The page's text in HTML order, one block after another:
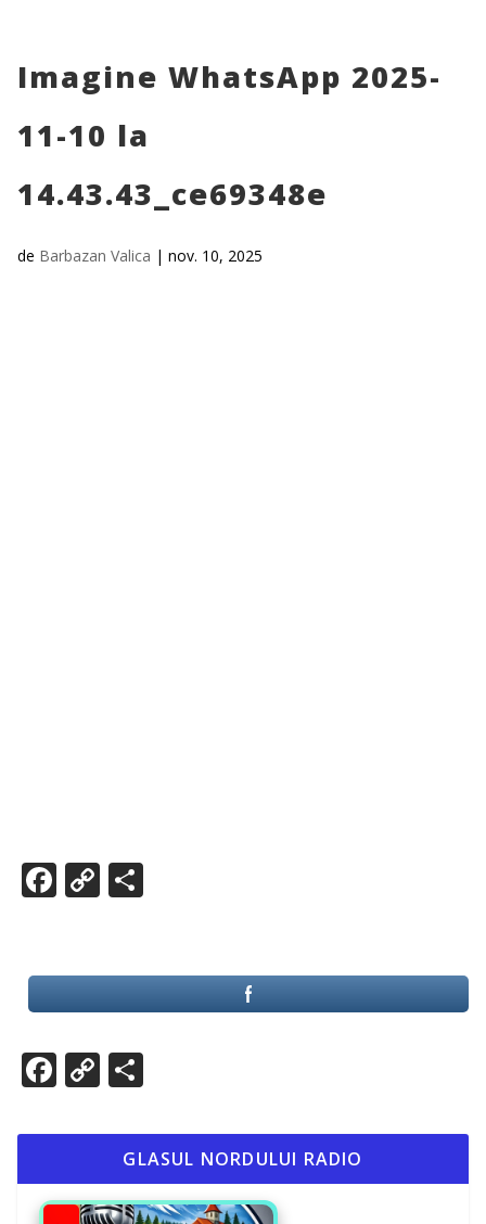
Imagine WhatsApp 2025-
11-10 la
14.43.43_ce69348e
de Barbazan Valica | nov. 10, 2025
Facebook
CopyPartajează
Facebook
CopyPartajează
GLASUL NORDULUI RADIO